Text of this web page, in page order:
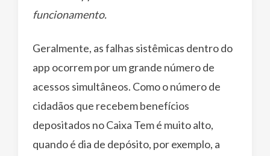
funcionamento.
Geralmente, as falhas sistêmicas dentro do
app ocorrem por um grande número de
acessos simultâneos. Como o número de
cidadãos que recebem benefícios
depositados no Caixa Tem é muito alto,
quando é dia de depósito, por exemplo, a